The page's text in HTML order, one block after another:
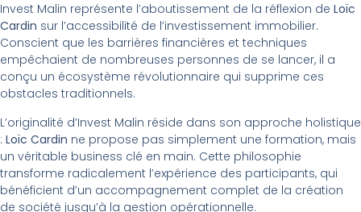
Invest Malin représente l’aboutissement de la réflexion de Loïc
Cardin sur l’accessibilité de l’investissement immobilier.
Conscient que les barrières financières et techniques
empêchaient de nombreuses personnes de se lancer, il a
conçu un écosystème révolutionnaire qui supprime ces
obstacles traditionnels.
L’originalité d’Invest Malin réside dans son approche holistique
: Loïc Cardin ne propose pas simplement une formation, mais
un véritable business clé en main. Cette philosophie
transforme radicalement l’expérience des participants, qui
bénéficient d’un accompagnement complet de la création
de société jusqu’à la gestion opérationnelle.